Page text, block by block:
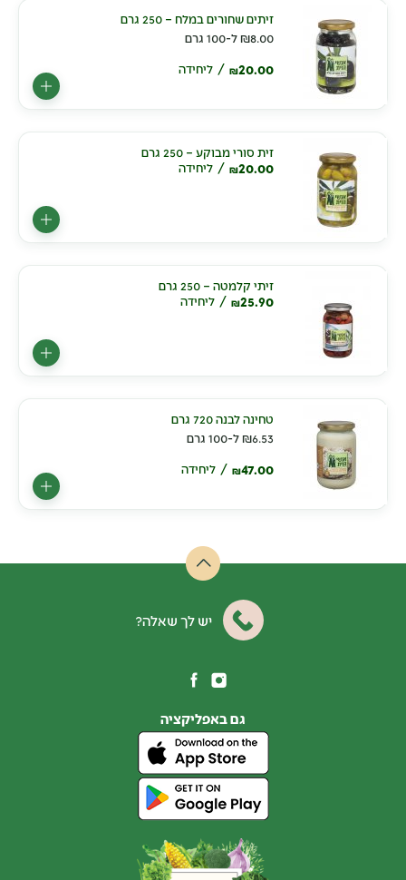
זיתים שחורים במלח – 250 גרם
₪8.00 ל-100 גרם
₪20.00 ליחידה
זית סורי מבוקע – 250 גרם
₪20.00 ליחידה
זיתי קלמטה – 250 גרם
₪25.90 ליחידה
טחינה לבנה 720 גרם
₪6.53 ל-100 גרם
₪47.00 ליחידה
יש לך שאלה?
גם באפליקציה